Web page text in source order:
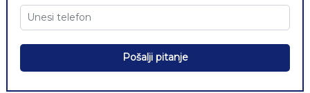
Pošalji pitanje